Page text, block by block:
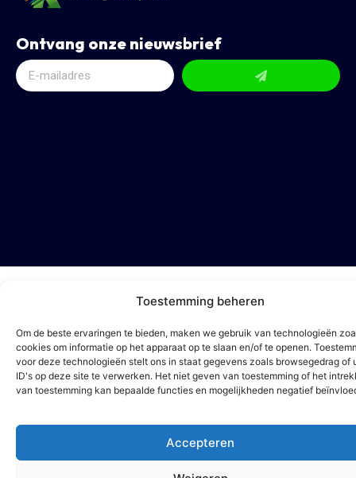
Toestemming beheren
Om de beste ervaringen te bieden, maken we gebruik van technologieën
cookies om informatie op het apparaat op te slaan en/of te openen.
voor deze technologieën stelt ons in staat gegevens zoals browsegedrag of
ID's op deze site te verwerken. Het niet geven van toestemming of het
van toestemming kan bepaalde functies en mogelijkheden negatief
Accepteren
Ontvang onze nieuwsbrief